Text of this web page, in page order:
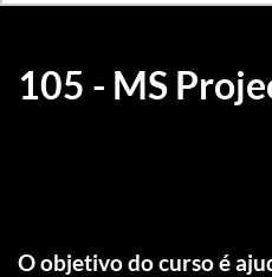
105 - MS
O objetivo do curso é